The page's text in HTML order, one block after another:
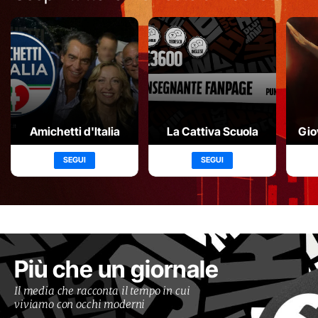
Amichetti d'Italia
SEGUI
La Cattiva Scuola
SEGUI
Più che un giornale
Il media che racconta il tempo in cui
viviamo con occhi moderni